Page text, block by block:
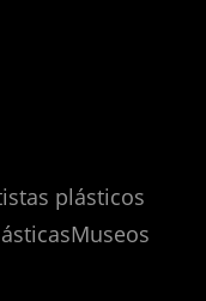
plásticos
Museos